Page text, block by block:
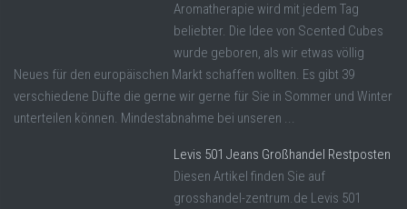
Aromatherapie wird mit jedem Tag
beliebter. Die Idee von Scented Cubes
wurde geboren, als wir etwas völlig
Neues für den europäischen Markt schaffen wollten. Es gibt 39
verschiedene Düfte die gerne wir gerne für Sie in Sommer und Winter
unterteilen können. Mindestabnahme bei unseren ...
Levis 501 Jeans Großhandel Restposten
Diesen Artikel finden Sie auf
grosshandel-zentrum.de Levis 501